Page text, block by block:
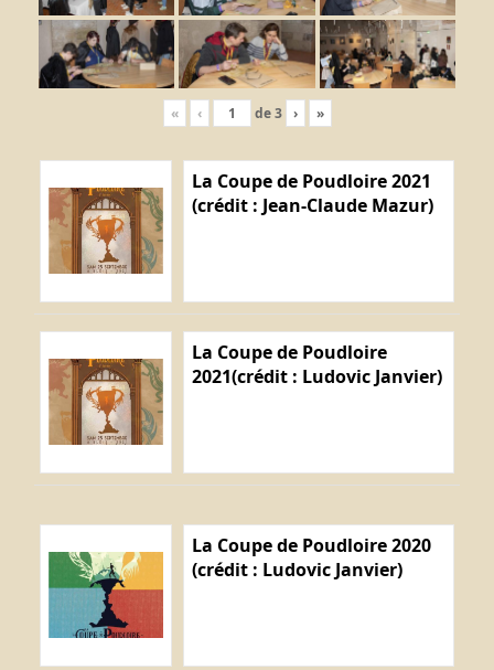
« ‹ de3 › »
La Coupe de Poudloire 2021
(crédit : Jean-Claude Mazur)
La Coupe de Poudloire
2021(crédit : Ludovic Janvier)
La Coupe de Poudloire 2020
(crédit : Ludovic Janvier)